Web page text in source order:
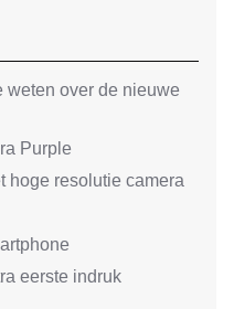
weten over de nieuwe
Purple
hoge resolutie camera
eerste indruk